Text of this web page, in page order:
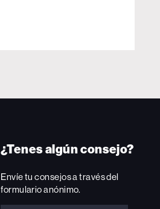
¿Tenes algún consejo?
Envíe tu consejos a través del
formulario anónimo.